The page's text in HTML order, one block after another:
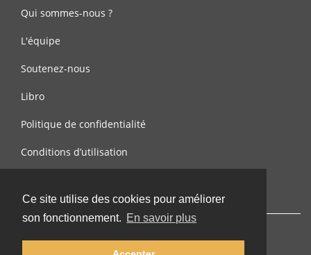
Ce site utilise des cookies pour améliorer
son fonctionnement. En savoir plus
Qui sommes-nous ?
L'équipe
Soutenez-nous
Libro
Politique de confidentialité
Conditions d’utilisation